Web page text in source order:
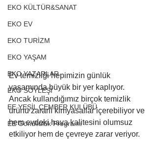
EKO KÜLTÜR&SANAT
EKO EV
EKO TURİZM
EKO YAŞAM
EKO YAZARLAR
EKO SÖYLEŞİ
EE YEŞİL ÇEMBER KULÜBÜ
EE Gönüllülük Programı
Ev temizliği hepimizin günlük
yaşamında büyük bir yer kaplıyor.
Ancak kullandığımız birçok temizlik
ürünü zararlı kimyasallar içerebiliyor ve
hem evdeki hava kalitesini olumsuz
etkiliyor hem de çevreye zarar veriyor.